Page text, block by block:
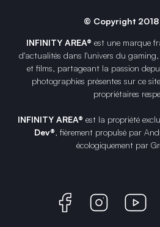
© Copyright
INFINITY AREA® est une marque
d'actualités dans l'univers du
et films, partageant la passion
photographies présentes sur ce
propriétaires
INFINITY AREA® est la propriété
Dev®, fièrement propulsé par
écologiquement par